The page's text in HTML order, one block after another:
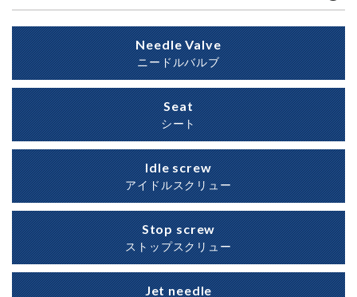
Needle Valve
ニードルバルブ
Seat
シート
Idle screw
アイドルスクリュー
Stop screw
ストップスクリュー
Jet needle